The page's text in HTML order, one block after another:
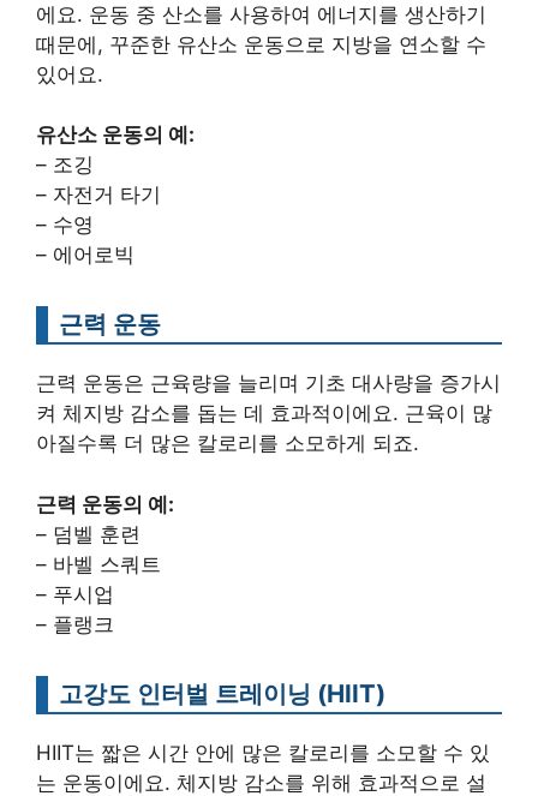
에요. 운동 중 산소를 사용하여 에너지를 생산하기
때문에, 꾸준한 유산소 운동으로 지방을 연소할 수
있어요.
유산소 운동의 예:
– 조깅
– 자전거 타기
– 수영
– 에어로빅
근력 운동
근력 운동은 근육량을 늘리며 기초 대사량을 증가시
켜 체지방 감소를 돕는 데 효과적이에요. 근육이 많
아질수록 더 많은 칼로리를 소모하게 되죠.
근력 운동의 예:
– 덤벨 훈련
– 바벨 스쿼트
– 푸시업
– 플랭크
고강도 인터벌 트레이닝 (HIIT)
HIIT는 짧은 시간 안에 많은 칼로리를 소모할 수 있
는 운동이에요. 체지방 감소를 위해 효과적으로 설